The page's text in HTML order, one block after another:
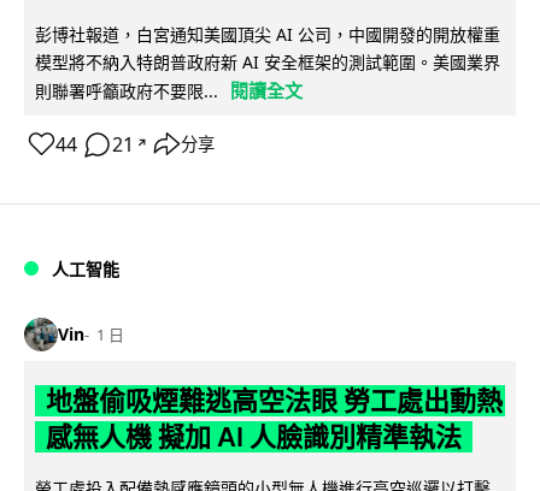
彭博社報道，白宮通知美國頂尖 AI 公司，中國開發的開放權重
模型將不納入特朗普政府新 AI 安全框架的測試範圍。美國業界
則聯署呼籲政府不要限...
閱讀全文
44 21 ↗ 分享
人工智能
Vin 1 日
地盤偷吸煙難逃高空法眼 勞工處出動熱
感無人機 擬加 AI 人臉識別精準執法